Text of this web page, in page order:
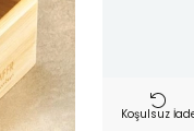
Koşulsuz